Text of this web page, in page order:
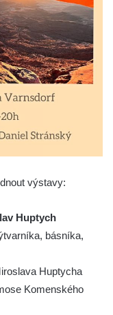
výstavy:
Huptych
básníka,
Huptycha
Komenského